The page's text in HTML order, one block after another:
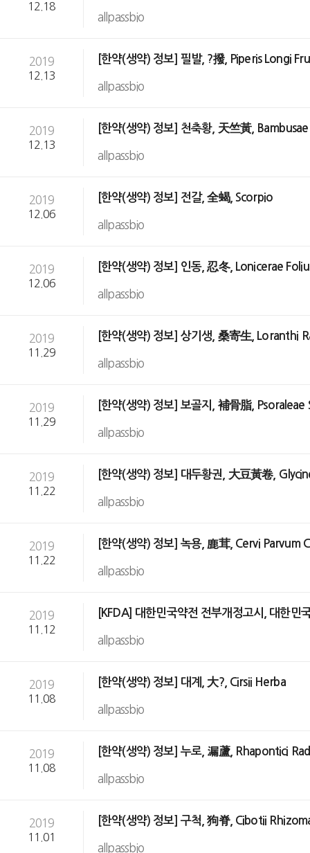
12.18
allpassbio
2019
12.13
[한약(생약) 정보] 필발, ?撥, Piperis Longi
allpassbio
2019
12.13
[한약(생약) 정보] 천축황, 天竺黃,
allpassbio
2019
12.06
[한약(생약) 정보] 전갈, 全蝎, Scorpio
allpassbio
2019
12.06
[한약(생약) 정보] 인동, 忍冬, Lonicerae
allpassbio
2019
11.29
[한약(생약) 정보] 상기생, 桑寄生, Loranthi
allpassbio
2019
11.29
[한약(생약) 정보] 보골지, 補骨脂,
allpassbio
2019
11.22
[한약(생약) 정보] 대두황권, 大豆黃卷,
allpassbio
2019
11.22
[한약(생약) 정보] 녹용, 鹿茸, Cervi Parvum
allpassbio
2019
11.12
[KFDA] 대한민국약전 전부개정고시, 대한
allpassbio
2019
11.08
[한약(생약) 정보] 대계, 大?, Cirsii Herba
allpassbio
2019
11.08
[한약(생약) 정보] 누로, 漏蘆, Rhapontici
allpassbio
2019
11.01
[한약(생약) 정보] 구척, 狗脊, Cibotii
allpassbio